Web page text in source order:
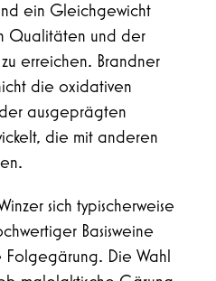
ein Gleichgewicht
Qualitäten und der
erreichen. Brandner
die oxidativen
ausgeprägten
die mit anderen
sich typischerweise
Basisweine
Die Wahl